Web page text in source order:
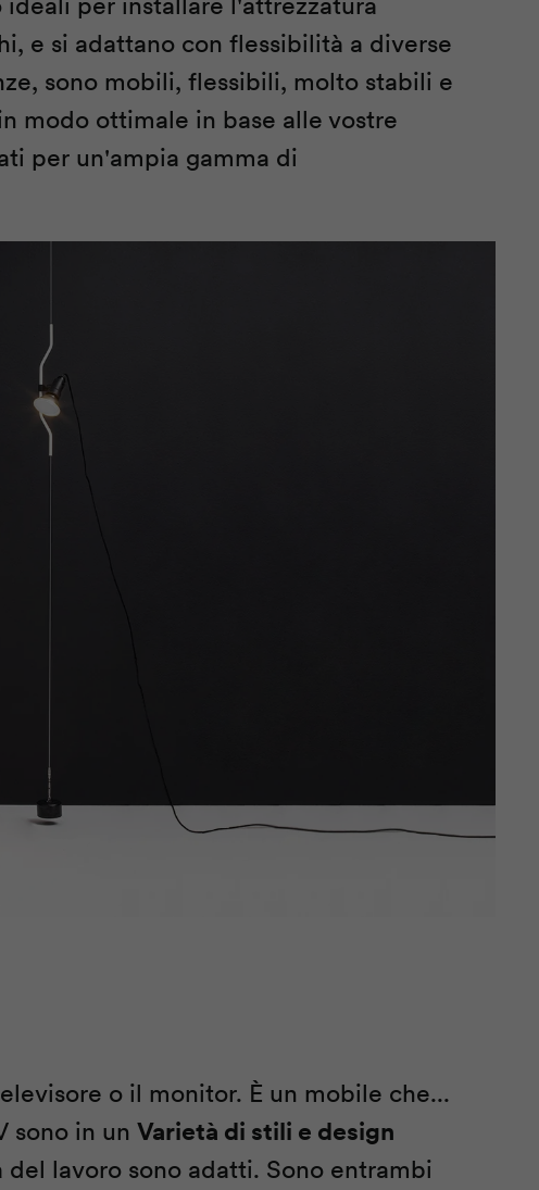
e si adattano con flessibilità a diverse
sono mobili, flessibili, molto stabili e
modo ottimale in base alle vostre
per un'ampia gamma di
o il monitor. È un mobile che...
sono in un Varietà di stili e design
del lavoro sono adatti. Sono entrambi